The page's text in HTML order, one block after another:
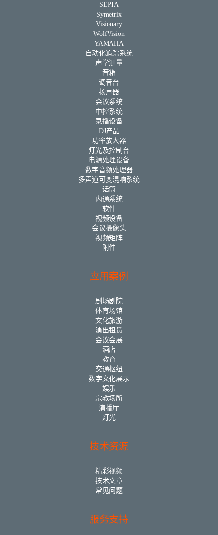
SEPIA
Symetrix
Visionary
WolfVision
YAMAHA
自动化追踪系统
声学测量
音箱
调音台
扬声器
会议系统
中控系统
录播设备
DJ产品
功率放大器
灯光及控制台
电源处理设备
数字音频处理器
多声道可变混响系统
话筒
内通系统
软件
视频设备
会议摄像头
视频矩阵
附件
应用案例
剧场剧院
体育场馆
文化旅游
演出租赁
会议会展
酒店
教育
交通枢纽
数字文化展示
娱乐
宗教场所
演播厅
灯光
技术资源
精彩视频
技术文章
常见问题
服务支持